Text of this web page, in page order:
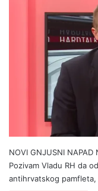
NOVI GNJUSNI NAPAD
Pozivam Vladu RH da
antihrvatskog